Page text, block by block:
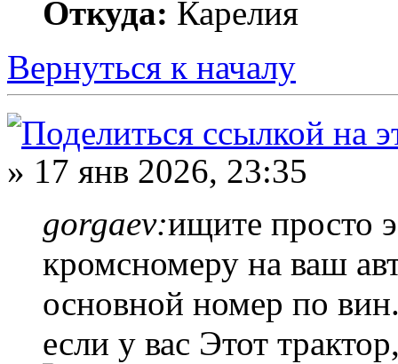
Откуда: Карелия
Вернуться к началу
» 17 янв 2026, 23:35
gorgaev:ищите просто
кромсномеру на ваш
основной номер по
если у вас Этот